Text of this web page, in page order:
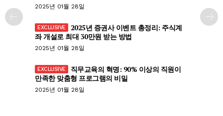
2025년 01월 28일
2025년 증권사 이벤트 총정리: 주식계
좌 개설로 최대 30만원 받는 방법
2025년 01월 28일
직무교육의 혁명: 90% 이상의 직원이
만족한 맞춤형 프로그램의 비밀
2025년 01월 28일